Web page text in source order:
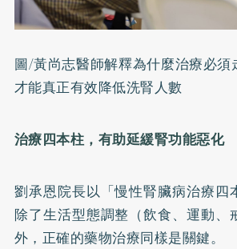
圖/黃尚志醫師解釋為什麼治療必須
才能真正有效降低洗腎人數
治療四本柱，有助延緩腎功能惡化
劉承恩院長以「慢性腎臟病治療四
除了生活型態調整（飲食、運動、
外，正確的藥物治療同樣是關鍵。